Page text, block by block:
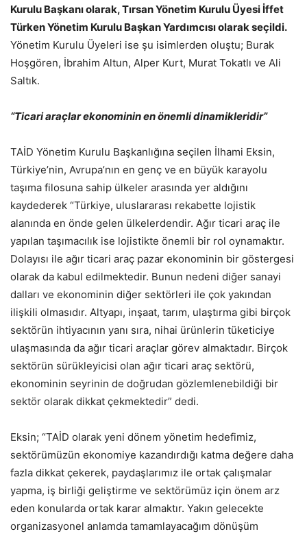
Kurulu Başkanı olarak, Tırsan Yönetim Kurulu Üyesi İffet
Türken Yönetim Kurulu Başkan Yardımcısı olarak seçildi.
Yönetim Kurulu Üyeleri ise şu isimlerden oluştu; Burak
Hoşgören, İbrahim Altun, Alper Kurt, Murat Tokatlı ve Ali
Saltık.
“Ticari araçlar ekonominin en önemli dinamikleridir”
TAİD Yönetim Kurulu Başkanlığına seçilen İlhami Eksin,
Türkiye’nin, Avrupa’nın en genç ve en büyük karayolu
taşıma filosuna sahip ülkeler arasında yer aldığını
kaydederek “Türkiye, uluslararası rekabette lojistik
alanında en önde gelen ülkelerdendir. Ağır ticari araç ile
yapılan taşımacılık ise lojistikte önemli bir rol oynamaktır.
Dolayısı ile ağır ticari araç pazar ekonominin bir göstergesi
olarak da kabul edilmektedir. Bunun nedeni diğer sanayi
dalları ve ekonominin diğer sektörleri ile çok yakından
ilişkili olmasıdır. Altyapı, inşaat, tarım, ulaştırma gibi birçok
sektörün ihtiyacının yanı sıra, nihai ürünlerin tüketiciye
ulaşmasında da ağır ticari araçlar görev almaktadır. Birçok
sektörün sürükleyicisi olan ağır ticari araç sektörü,
ekonominin seyrinin de doğrudan gözlemlenebildiği bir
sektör olarak dikkat çekmektedir” dedi.
Eksin; “TAİD olarak yeni dönem yönetim hedefimiz,
sektörümüzün ekonomiye kazandırdığı katma değere daha
fazla dikkat çekerek, paydaşlarımız ile ortak çalışmalar
yapma, iş birliği geliştirme ve sektörümüz için önem arz
eden konularda ortak karar almaktır. Yakın gelecekte
organizasyonel anlamda tamamlayacağım dönüşüm